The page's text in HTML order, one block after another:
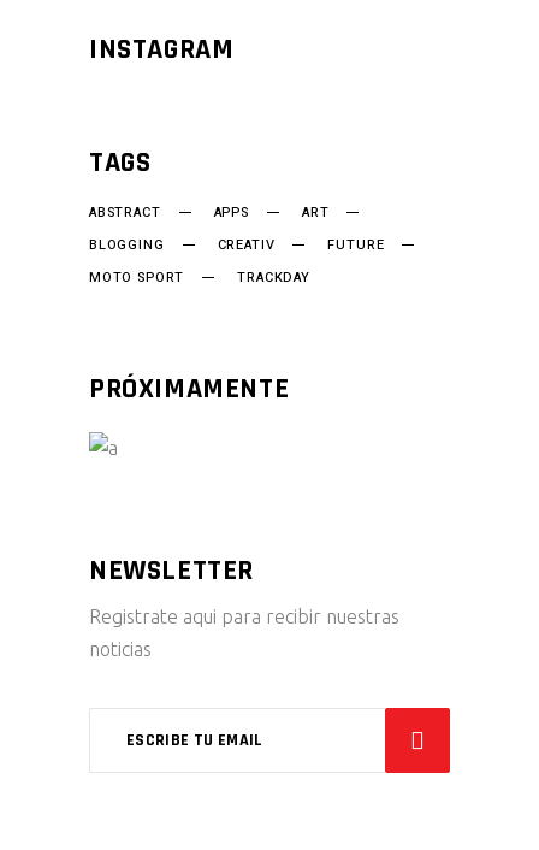
INSTAGRAM
TAGS
ABSTRACT APPS
ART
BLOGGING
CREATIV
FUTURE
MOTO SPORT
TRACKDAY
PRÓXIMAMENTE
NEWSLETTER
Registrate aqui para recibir nuestras
noticias